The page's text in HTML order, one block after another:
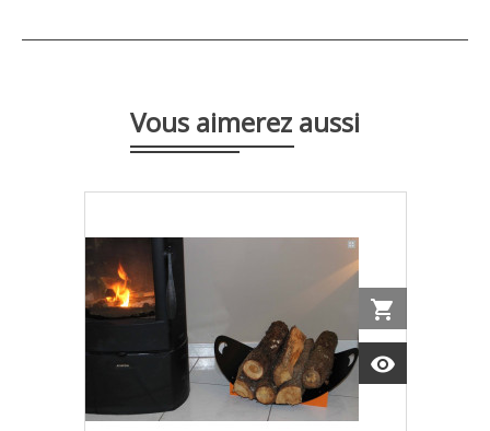
Vous aimerez aussi
shopping_cart
visibility